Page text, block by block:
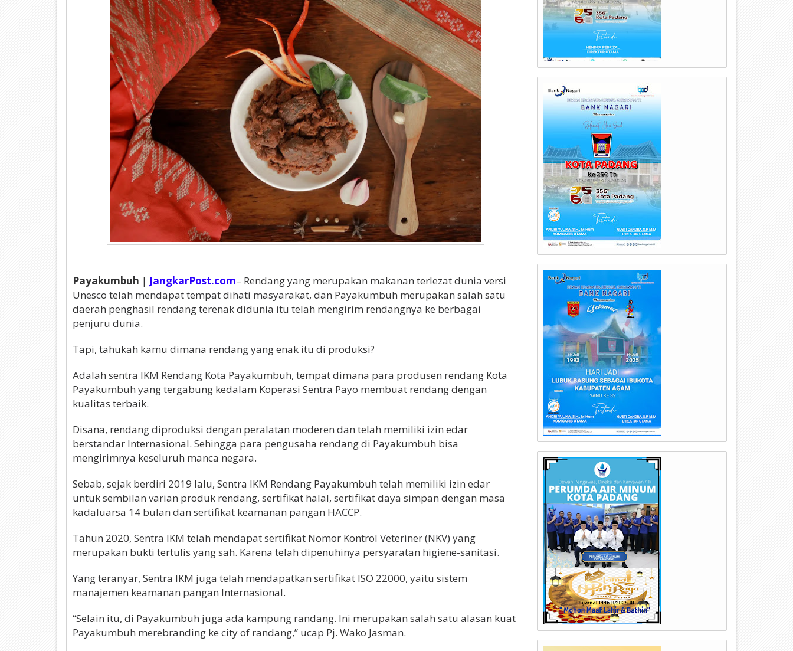
Payakumbuh | JangkarPost.com– Rendang yang merupakan makanan terlezat dunia versi
Unesco telah mendapat tempat dihati masyarakat, dan Payakumbuh merupakan salah satu
daerah penghasil rendang terenak didunia itu telah mengirim rendangnya ke berbagai
penjuru dunia.
Tapi, tahukah kamu dimana rendang yang enak itu di produksi?
Adalah sentra IKM Rendang Kota Payakumbuh, tempat dimana para produsen rendang Kota
Payakumbuh yang tergabung kedalam Koperasi Sentra Payo membuat rendang dengan
kualitas terbaik.
Disana, rendang diproduksi dengan peralatan moderen dan telah memiliki izin edar
berstandar Internasional. Sehingga para pengusaha rendang di Payakumbuh bisa
mengirimnya keseluruh manca negara.
Sebab, sejak berdiri 2019 lalu, Sentra IKM Rendang Payakumbuh telah memiliki izin edar
untuk sembilan varian produk rendang, sertifikat halal, sertifikat daya simpan dengan masa
kadaluarsa 14 bulan dan sertifikat keamanan pangan HACCP.
Tahun 2020, Sentra IKM telah mendapat sertifikat Nomor Kontrol Veteriner (NKV) yang
merupakan bukti tertulis yang sah. Karena telah dipenuhinya persyaratan higiene-sanitasi.
Yang teranyar, Sentra IKM juga telah mendapatkan sertifikat ISO 22000, yaitu sistem
manajemen keamanan pangan Internasional.
“Selain itu, di Payakumbuh juga ada kampung randang. Ini merupakan salah satu alasan kuat
Payakumbuh merebranding ke city of randang,” ucap Pj. Wako Jasman.